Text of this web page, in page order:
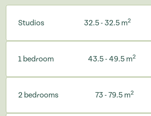
Studios 32.5 - 32.5 m2
1 bedroom 43.5 - 49.5 m2
2 bedrooms 73 - 79.5 m2